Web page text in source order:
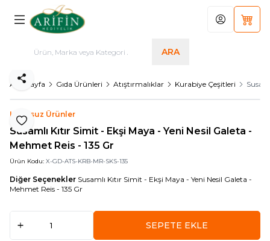
ARA
Hesabım
Ana Sayfa Gıda Ürünleri Atıştırmalıklar Kurabiye Çeşitleri
Favoriye Ekle
Paylaş
Logosuz Ürünler
Susamlı Kıtır Simit - Ekşi Maya - Yeni Nesil Galeta -
Mehmet Reis - 135 Gr
Ürün Kodu: X-GD-ATS-KRB-MR-SKS-135
Diğer Seçenekler Susamlı Kıtır Simit - Ekşi Maya - Yeni Nesil Galeta -
Mehmet Reis - 135 Gr
SEPETE EKLE